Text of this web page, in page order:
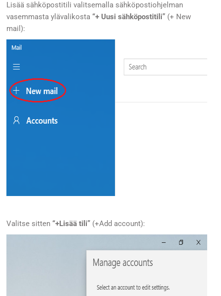
Lisää sähköpostitili valitsemalla sähköpostiohjelman
vasemmasta ylävalikosta“+ Uusi sähköpostitili” (+ New
mail):
Valitse sitten“+Lisää tili” (+Add account):